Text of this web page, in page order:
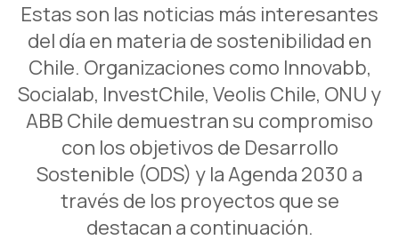
Estas son las noticias más interesantes
del día en materia de sostenibilidad en
Chile. Organizaciones como Innovabb,
Socialab, InvestChile, Veolis Chile, ONU y
ABB Chile demuestran su compromiso
con los objetivos de Desarrollo
Sostenible (ODS) y la Agenda 2030 a
través de los proyectos que se
destacan a continuación.